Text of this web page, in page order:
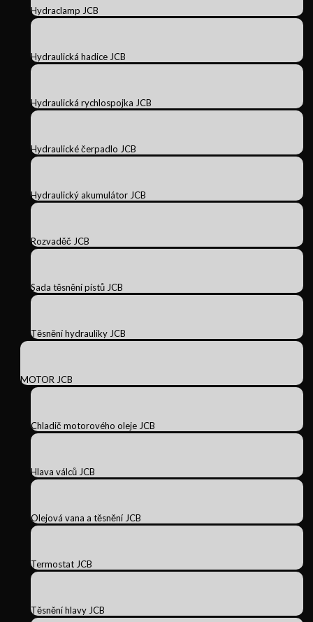
Hydraclamp JCB
Hydraulická hadice JCB
Hydraulická rychlospojka JCB
Hydraulické čerpadlo JCB
Hydraulický akumulátor JCB
Rozvaděč JCB
Sada těsnění pístů JCB
Těsnění hydrauliky JCB
MOTOR JCB
Chladič motorového oleje JCB
Hlava válců JCB
Olejová vana a těsnění JCB
Termostat JCB
Těsnění hlavy JCB